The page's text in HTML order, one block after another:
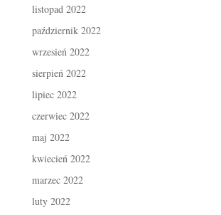
listopad 2022
październik 2022
wrzesień 2022
sierpień 2022
lipiec 2022
czerwiec 2022
maj 2022
kwiecień 2022
marzec 2022
luty 2022